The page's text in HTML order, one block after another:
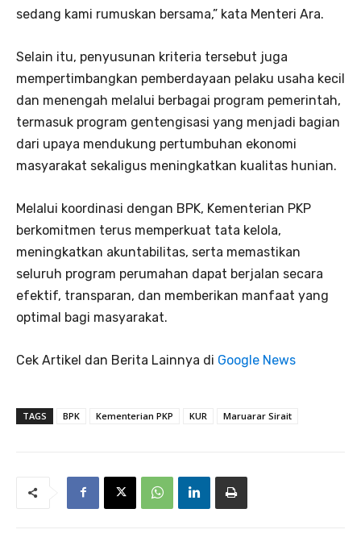
sedang kami rumuskan bersama,” kata Menteri Ara.
Selain itu, penyusunan kriteria tersebut juga
mempertimbangkan pemberdayaan pelaku usaha kecil
dan menengah melalui berbagai program pemerintah,
termasuk program gentengisasi yang menjadi bagian
dari upaya mendukung pertumbuhan ekonomi
masyarakat sekaligus meningkatkan kualitas hunian.
Melalui koordinasi dengan BPK, Kementerian PKP
berkomitmen terus memperkuat tata kelola,
meningkatkan akuntabilitas, serta memastikan
seluruh program perumahan dapat berjalan secara
efektif, transparan, dan memberikan manfaat yang
optimal bagi masyarakat.
Cek Artikel dan Berita Lainnya di Google News
TAGS BPK Kementerian PKP KUR Maruarar Sirait